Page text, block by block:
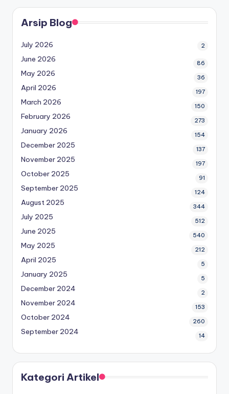
Arsip Blog
July 2026 2
June 2026 86
May 2026 36
April 2026 197
March 2026 150
February 2026 273
January 2026 154
December 2025 137
November 2025 197
October 2025 91
September 2025 124
August 2025 344
July 2025 512
June 2025 540
May 2025 212
April 2025 5
January 2025 5
December 2024 2
November 2024 153
October 2024 260
September 2024 14
Kategori Artikel